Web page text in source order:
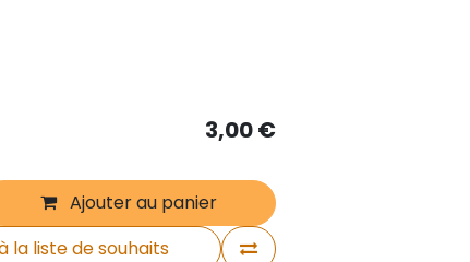
Ajouter au panier
la liste de souhaits
3,00€